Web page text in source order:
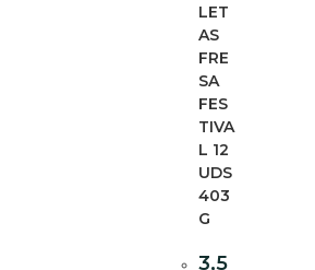
LET
AS
FRE
SA
FES
TIVA
L 12
UDS
403
G
3,5